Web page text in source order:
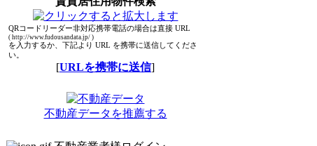
QRコードリーダー非対応携帯電話の場合は直接 URL
( http://www.fudousandata.jp/ )
を入力するか、下記より URL を携帯に送信してくださ
い。
[URLを携帯に送信]
不動産データを推薦する